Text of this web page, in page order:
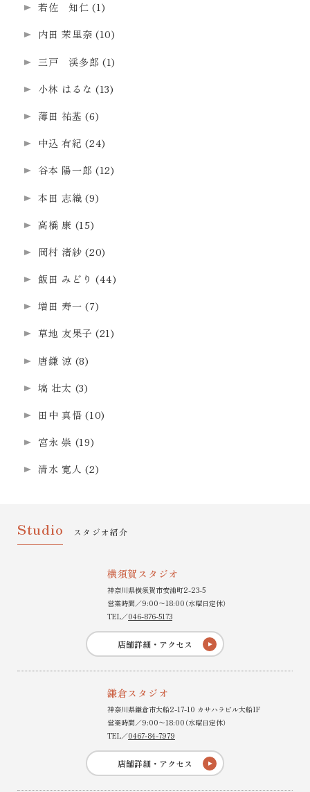
若佐 知仁 (1)
内田 茉里奈 (10)
三戸 渓多郎 (1)
小林 はるな (13)
薄田 祐基 (6)
中込 有紀 (24)
谷本 陽一郎 (12)
本田 志織 (9)
高橋 康 (15)
岡村 渚紗 (20)
飯田 みどり (44)
増田 寿一 (7)
草地 友果子 (21)
唐鎌 涼 (8)
塙 壮太 (3)
田中 真悟 (10)
宮永 崇 (19)
清水 寛人 (2)
Studio スタジオ紹介
横須賀スタジオ
神奈川県横須賀市安浦町2-23-5
営業時間／9:00〜18:00（水曜日定休）
TEL／046-876-5173
店舗詳細・アクセス
鎌倉スタジオ
神奈川県鎌倉市大船2-17-10 カサハラビル大船1F
営業時間／9:00〜18:00（水曜日定休）
TEL／0467-84-7979
店舗詳細・アクセス